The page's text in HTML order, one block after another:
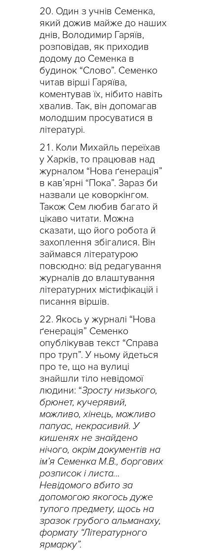
Один з учнів Семенка,
який дожив майже до наших
днів, Володимир Гаряїв,
розповідав, як приходив
додому до Семенка в
будинок “Слово”. Семенко
читав вірші Гаряїва,
коментував їх, нібито навіть
хвалив. Так, він допомагав
молодшим просуватися в
літературі.
Коли Михайль переїхав
у Харків, то працював над
журналом “Нова ґенерація”
в кав’ярні “Пока”. Зараз би
назвали це коворкінгом.
Також Сем любив багато й
цікаво читати. Можна
сказати, що його робота й
захоплення збігалися. Він
займався літературою
повсюдно: від редагування
журналів до влаштування
літературних містифікацій і
писання віршів.
Якось у журналі “Нова
ґенерація” Семенко
опублікував текст “Справа
про труп”. У ньому йдеться
про те, що на вулиці
знайшли тіло невідомої
людини: “Зросту низького,
брюнет, кучерявий,
можливо, хінець, можливо
папуас, некрасивий. У
кишенях не знайдено
нічого, окрім документів на
ім’я Семенка М.В., боргових
розписок і листа…
Невідомого вбито за
допомогою якогось дуже
тупого предмету, щось на
зразок грубого альманаху,
формату “Літературного
ярмарку”.